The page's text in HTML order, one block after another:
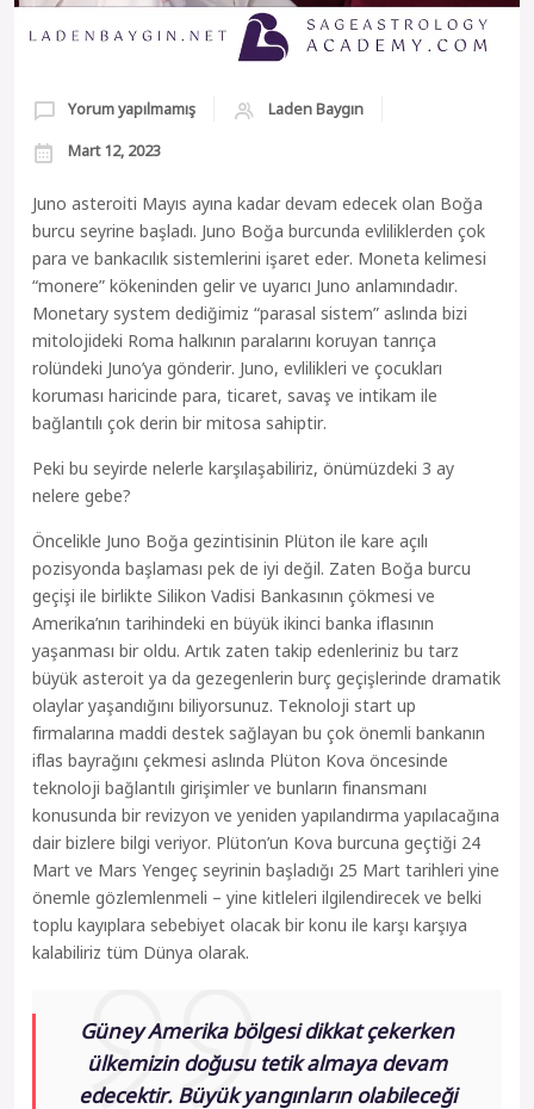
Yorum yapılmamış Laden Baygın
Mart 12, 2023
Juno asteroiti Mayıs ayına kadar devam edecek olan Boğa
burcu seyrine başladı. Juno Boğa burcunda evliliklerden çok
para ve bankacılık sistemlerini işaret eder. Moneta kelimesi
“monere” kökeninden gelir ve uyarıcı Juno anlamındadır.
Monetary system dediğimiz “parasal sistem” aslında bizi
mitolojideki Roma halkının paralarını koruyan tanrıça
rolündeki Juno’ya gönderir. Juno, evlilikleri ve çocukları
koruması haricinde para, ticaret, savaş ve intikam ile
bağlantılı çok derin bir mitosa sahiptir.
Peki bu seyirde nelerle karşılaşabiliriz, önümüzdeki 3 ay
nelere gebe?
Öncelikle Juno Boğa gezintisinin Plüton ile kare açılı
pozisyonda başlaması pek de iyi değil. Zaten Boğa burcu
geçişi ile birlikte Silikon Vadisi Bankasının çökmesi ve
Amerika’nın tarihindeki en büyük ikinci banka iflasının
yaşanması bir oldu. Artık zaten takip edenleriniz bu tarz
büyük asteroit ya da gezegenlerin burç geçişlerinde dramatik
olaylar yaşandığını biliyorsunuz. Teknoloji start up
firmalarına maddi destek sağlayan bu çok önemli bankanın
iflas bayrağını çekmesi aslında Plüton Kova öncesinde
teknoloji bağlantılı girişimler ve bunların finansmanı
konusunda bir revizyon ve yeniden yapılandırma yapılacağına
dair bizlere bilgi veriyor. Plüton’un Kova burcuna geçtiği 24
Mart ve Mars Yengeç seyrinin başladığı 25 Mart tarihleri yine
önemle gözlemlenmeli – yine kitleleri ilgilendirecek ve belki
toplu kayıplara sebebiyet olacak bir konu ile karşı karşıya
kalabiliriz tüm Dünya olarak.
Güney Amerika bölgesi dikkat çekerken
ülkemizin doğusu tetik almaya devam
edecektir. Büyük yangınların olabileceği